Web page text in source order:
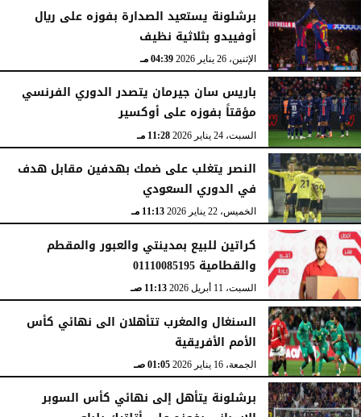
برشلونة يستعيد الصدارة بفوزه على ريال
أوفييدو بثلاثية نظيف
الإثنين، 26 يناير 2026 04:39 مـ
باريس سان جيرمان يتصدر الدوري الفرنسي
مؤقتاً بفوزه على أوكسير
السبت، 24 يناير 2026 11:28 مـ
النصر يتغلب على ضمك بهدفين مقابل هدف
في الدوري السعودي
الخميس، 22 يناير 2026 11:13 مـ
كراتين للبيع بمدينتي والعبور والمقطم
والقطامية 01110085195
السبت، 11 أبريل 2026 11:13 صـ
السنغال والمغرب تتأهلان الى نهائي كأس
الأمم الأفريقية
الجمعة، 16 يناير 2026 01:05 صـ
برشلونة يتأهل إلى نهائي كأس السوبر